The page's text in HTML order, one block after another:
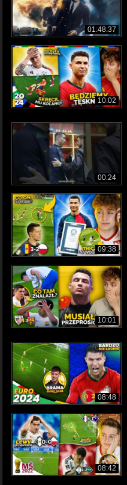
01:48:37
10:02
00:24
09:38
10:01
08:48
08:42